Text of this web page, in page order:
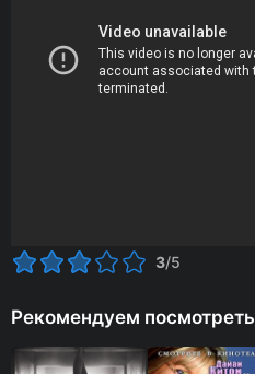
3/5
Рекомендуем посмотреть